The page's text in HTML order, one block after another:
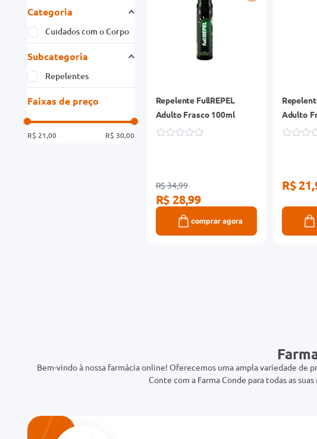
Categoria
Cuidados com o Corpo
Subcategoria
Repelentes
Faixas de preço
R$ 21,00 R$ 30,00
Repelente FullREPEL
Adulto Frasco 100ml
R$ 34,99
R$ 28,99
comprar agora
Adulto
R$
Bem-vindo à nossa farmácia online! Oferecemos uma ampla variedade
Conte com a Farma Conde para todas as